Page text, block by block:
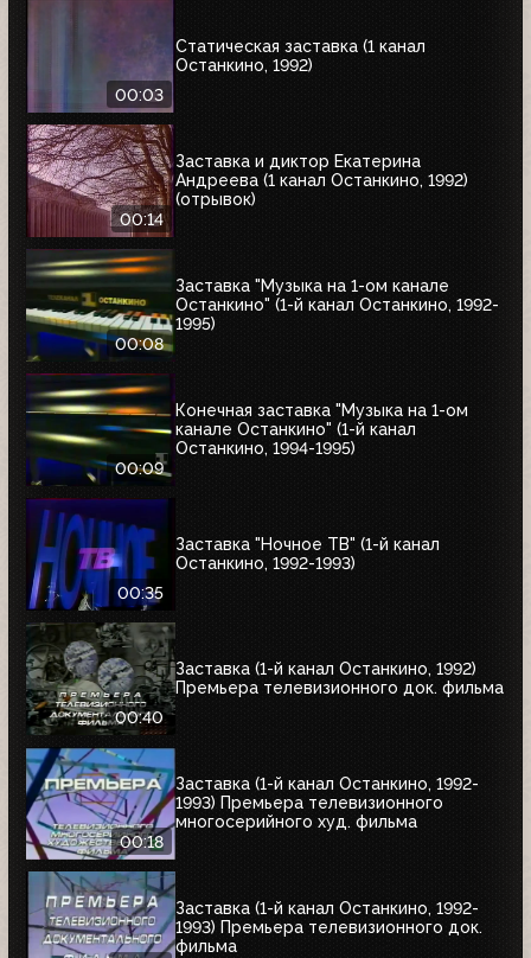
00:03
Статическая заставка (1 канал
Останкино, 1992)
00:14
Заставка и диктор Екатерина
Андреева (1 канал Останкино, 1992)
(отрывок)
00:08
Заставка "Музыка на 1-ом канале
Останкино" (1-й канал Останкино, 1992-
1995)
00:09
Конечная заставка "Музыка на 1-ом
канале Останкино" (1-й канал
Останкино, 1994-1995)
00:35
Заставка "Ночное ТВ" (1-й канал
Останкино, 1992-1993)
00:40
Заставка (1-й канал Останкино, 1992)
Премьера телевизионного док. фильма
00:18
Заставка (1-й канал Останкино, 1992-
1993) Премьера телевизионного
многосерийного худ. фильма
Заставка (1-й канал Останкино, 1992-
1993) Премьера телевизионного док.
фильма